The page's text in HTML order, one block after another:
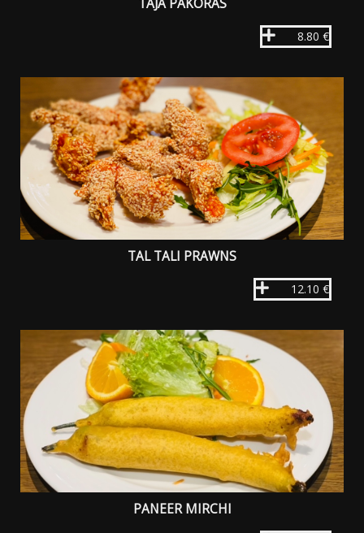
TAJA PAKORAS
8.80 €
TAL TALI PRAWNS
12.10 €
PANEER MIRCHI